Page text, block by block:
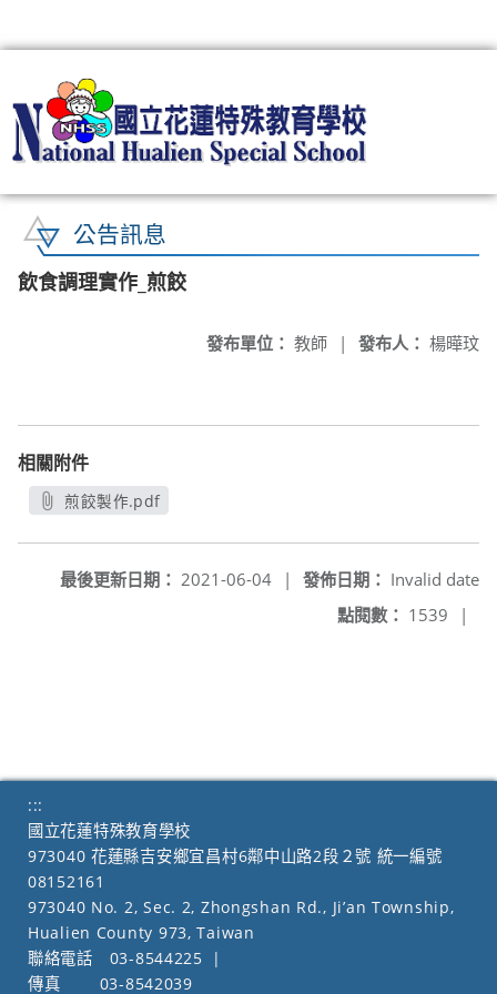
公告訊息
飲食調理實作_煎餃
發布人： 楊曄玟
發布單位： 教師 |
相關附件
煎餃製作.pdf
發佈日期： Invalid date
最後更新日期： 2021-06-04
|
點閱數： 1539 |
:::
國立花蓮特殊教育學校
973040 花蓮縣吉安鄉宜昌村6鄰中山路2段２號 統一編號
08152161
973040 No. 2, Sec. 2, Zhongshan Rd., Ji’an Township,
Hualien County 973, Taiwan
聯絡電話
03-8544225
|
傳真
03-8542039